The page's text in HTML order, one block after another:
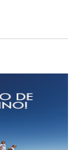
un mes, es muy